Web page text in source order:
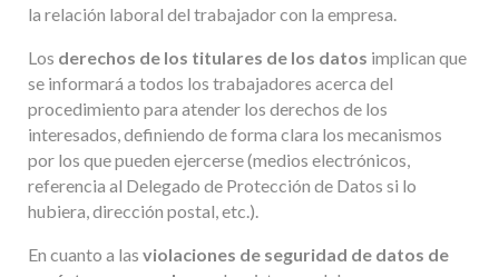
la relación laboral del trabajador con la empresa.
Los derechos de los titulares de los datos implican que
se informará a todos los trabajadores acerca del
procedimiento para atender los derechos de los
interesados, definiendo de forma clara los mecanismos
por los que pueden ejercerse (medios electrónicos,
referencia al Delegado de Protección de Datos si lo
hubiera, dirección postal, etc.).
En cuanto a las violaciones de seguridad de datos de